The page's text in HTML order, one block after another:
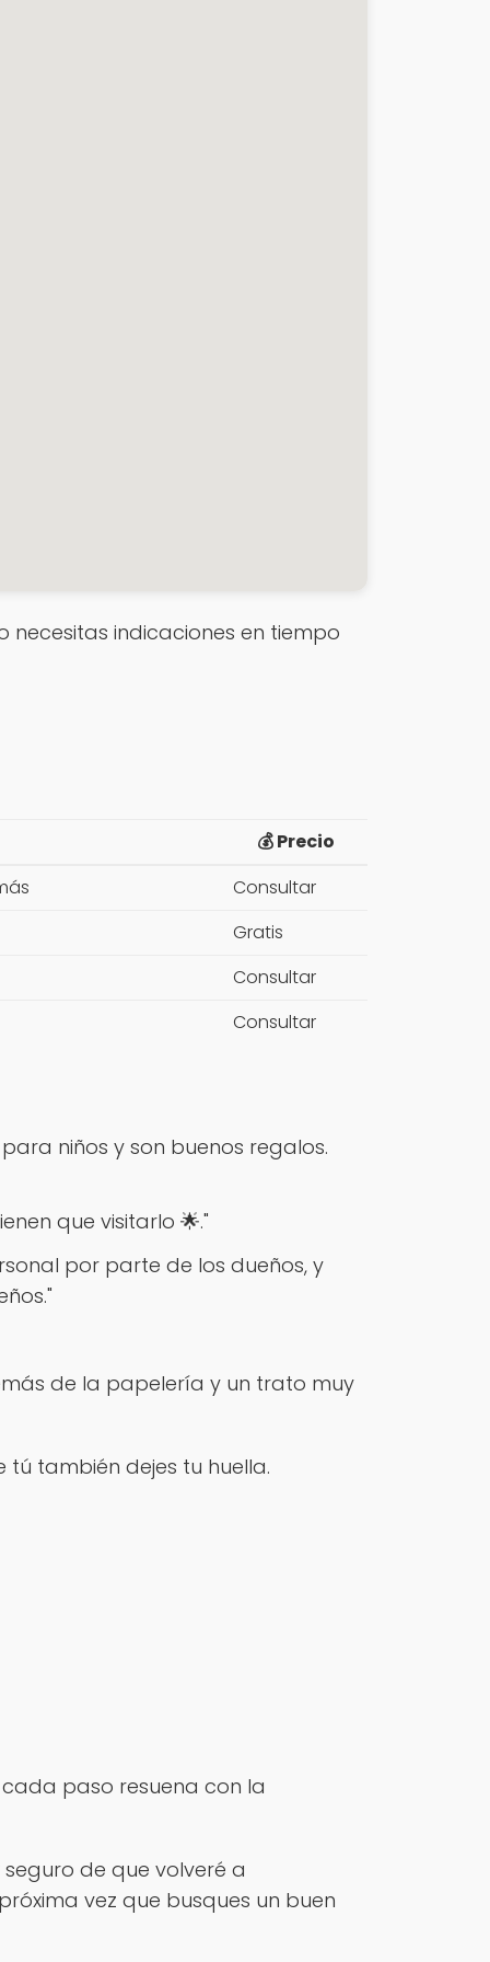
necesitas indicaciones en tiempo
💰 Precio
Consultar
Gratis
Consultar
Consultar
niños y son buenos regalos.
que visitarlo 🌟."
por parte de los dueños, y
de la papelería y un trato muy
también dejes tu huella.
paso resuena con la
de que volveré a
vez que busques un buen